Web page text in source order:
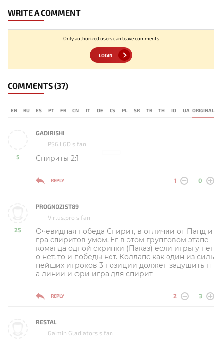
WRITE A COMMENT
Only authorized users can leave comments
LOGIN
COMMENTS(37)
EN RU ES PT FR CN IT DE CS PL SR TR TH ID UA ORIGINAL
5
-
GADIRISHI
PSG.LGD s fan
Спириты 2:1
REPLY 1 0
25
-
PROGNOZIST89
Virtus.pro s fan
Очевидная победа Спирит, в отличии от Панд и
гра спиритов умом. Ег в этом групповом этапе
команда одной скрипки (Паказ) если игры у нег
о нет, то и победы нет. Коллапс как один из силь
нейших игроков 3 позиции должен задушить н
а линии и фри игра для спирит
REPLY 2 3
RESTAL
Gaimin Gladiators s fan